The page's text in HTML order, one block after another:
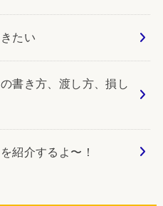
たい
書き方、渡し方、損し
紹介するよ〜！